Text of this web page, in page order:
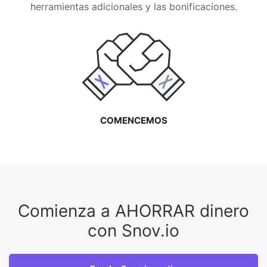
herramientas adicionales y las bonificaciones.
COMENCEMOS
Comienza a AHORRAR dinero
con Snov.io